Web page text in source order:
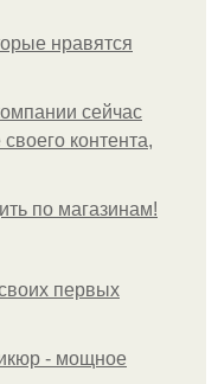
нравятся
сейчас
контента,
по магазинам!
первых
- мощное